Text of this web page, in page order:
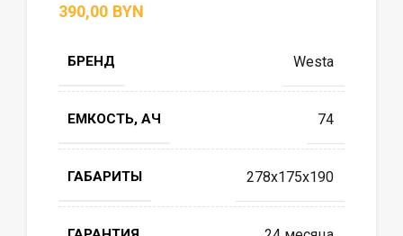
BYN
БРЕНД Westa
ЕМКОСТЬ, АЧ 74
ГАБАРИТЫ 278x175x190